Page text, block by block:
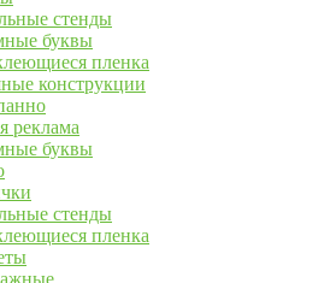
стенды
буквы
пленка
конструкции
реклама
буквы
стенды
пленка